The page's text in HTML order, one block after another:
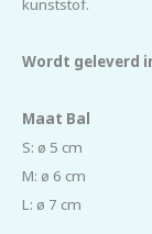
kunststof.
Wordt geleverd
Maat Bal
S: ø 5 cm
M: ø 6 cm
L: ø 7 cm